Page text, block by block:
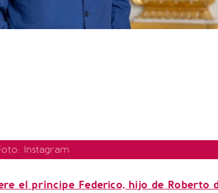
Instagram
el príncipe Federico, hijo de Roberto